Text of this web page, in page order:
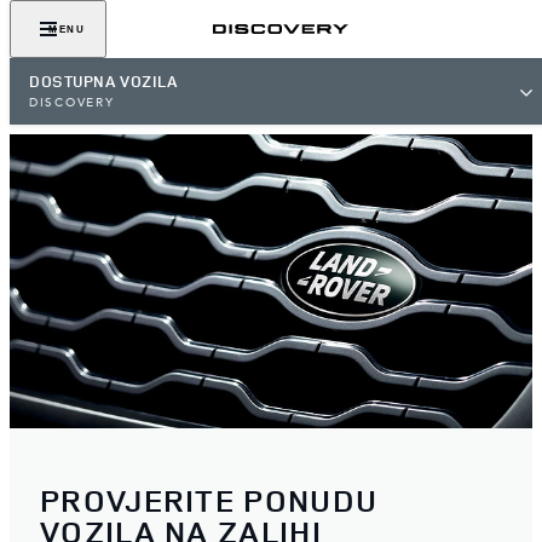
MENU
DOSTUPNA VOZILA
DISCOVERY
PROVJERITE PONUDU
VOZILA NA ZALIHI